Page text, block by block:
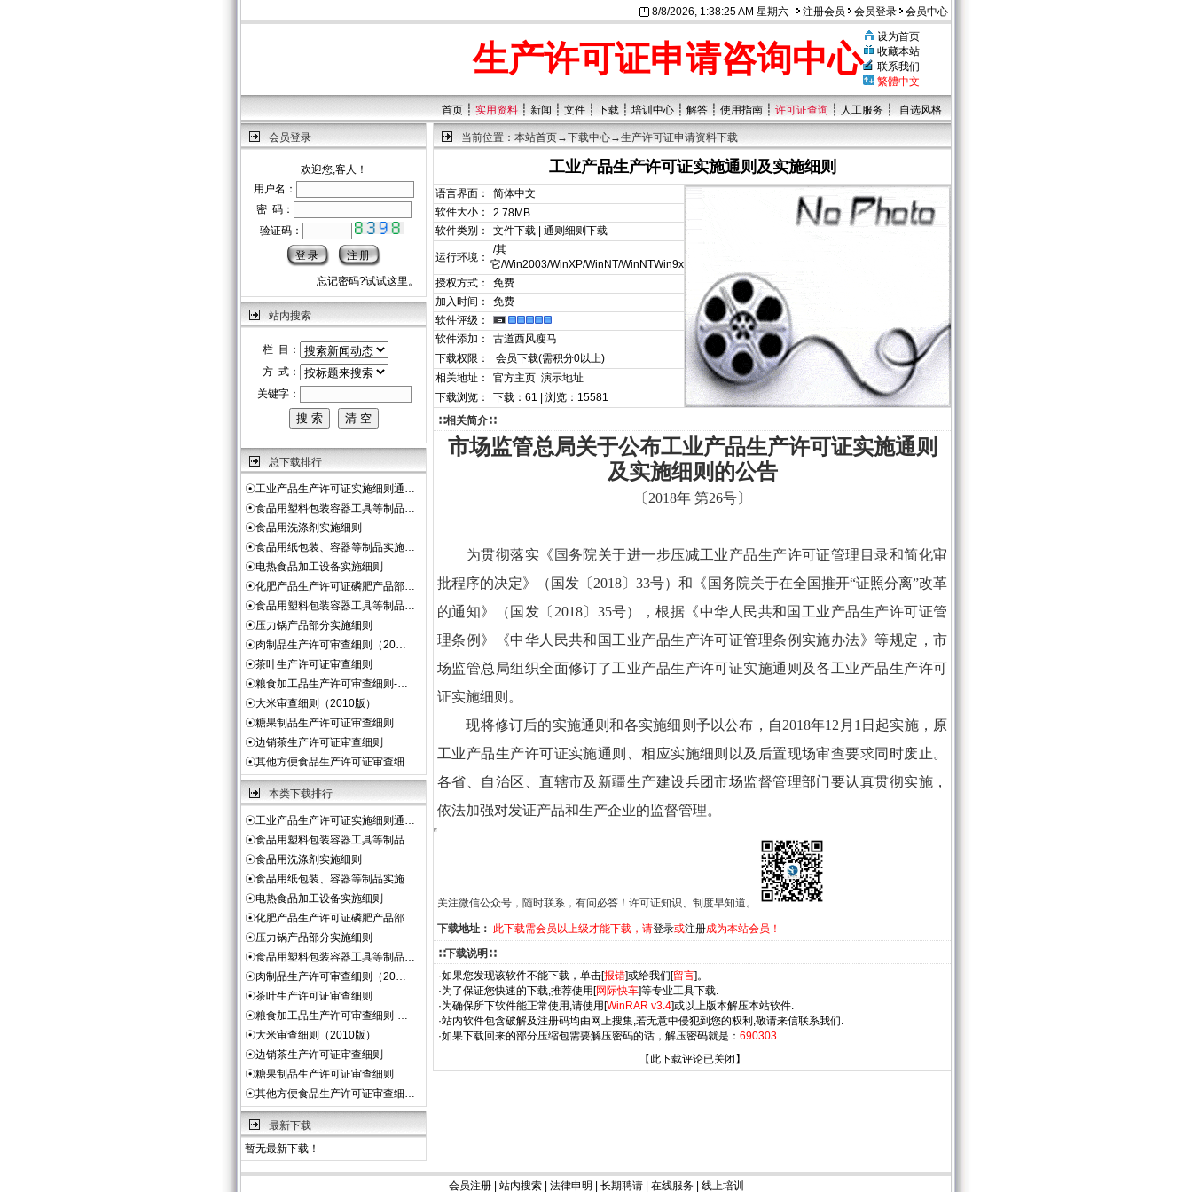
8/8/2026, 1:38:25 AM 星期六 注册会员 会员登录 会员中心
生产许可证申请咨询中心
设为首页
收藏本站
联系我们
繁體中文
首页 ┊ 实用资料 ┊ 新闻 ┊ 文件 ┊ 下载 ┊ 培训中心 ┊ 解答 ┊ 使用指南 ┊ 许可证查询 ┊ 人工服务 ┊ 自选风格
会员登录
欢迎您,客人！
用户名：
密 码：
验证码：
忘记密码?试试这里。
站内搜索
栏 目：
方 式：
关键字：
总下载排行
☉工业产品生产许可证实施细则通…
☉食品用塑料包装容器工具等制品…
☉食品用洗涤剂实施细则
☉食品用纸包装、容器等制品实施…
☉电热食品加工设备实施细则
☉化肥产品生产许可证磷肥产品部…
☉食品用塑料包装容器工具等制品…
☉压力锅产品部分实施细则
☉肉制品生产许可审查细则（20…
☉茶叶生产许可证审查细则
☉粮食加工品生产许可审查细则-…
☉大米审查细则（2010版）
☉糖果制品生产许可证审查细则
☉边销茶生产许可证审查细则
☉其他方便食品生产许可证审查细…
本类下载排行
☉工业产品生产许可证实施细则通…
☉食品用塑料包装容器工具等制品…
☉食品用洗涤剂实施细则
☉食品用纸包装、容器等制品实施…
☉电热食品加工设备实施细则
☉化肥产品生产许可证磷肥产品部…
☉压力锅产品部分实施细则
☉食品用塑料包装容器工具等制品…
☉肉制品生产许可审查细则（20…
☉茶叶生产许可证审查细则
☉粮食加工品生产许可审查细则-…
☉大米审查细则（2010版）
☉边销茶生产许可证审查细则
☉糖果制品生产许可证审查细则
☉其他方便食品生产许可证审查细…
最新下载
暂无最新下载！
当前位置： 本站首页→下载中心→生产许可证申请资料下载
工业产品生产许可证实施通则及实施细则
语言界面：
简体中文
软件大小：
2.78MB
软件类别：
文件下载 | 通则细则下载
运行环境：
/其
它/Win2003/WinXP/WinNT/WinNTWin9x
授权方式：
免费
加入时间：
免费
软件评级：
软件添加：
古道西风瘦马
下载权限：
会员下载(需积分0以上)
相关地址：
官方主页 演示地址
下载浏览：
下载：61 | 浏览：15581
∷相关简介∷
市场监管总局关于公布工业产品生产许可证实施通则
及实施细则的公告
〔2018年 第26号〕
为贯彻落实《国务院关于进一步压减工业产品生产许可证管理目录和简化审
批程序的决定》（国发〔2018〕33号）和《国务院关于在全国推开“证照分离”改革
的通知》（国发〔2018〕35号），根据《中华人民共和国工业产品生产许可证管
理条例》《中华人民共和国工业产品生产许可证管理条例实施办法》等规定，市
场监管总局组织全面修订了工业产品生产许可证实施通则及各工业产品生产许可
证实施细则。
现将修订后的实施通则和各实施细则予以公布，自2018年12月1日起实施，原
工业产品生产许可证实施通则、相应实施细则以及后置现场审查要求同时废止。
各省、自治区、直辖市及新疆生产建设兵团市场监督管理部门要认真贯彻实施，
依法加强对发证产品和生产企业的监督管理。
关注微信公众号，随时联系，有问必答！许可证知识、制度早知道。
下载地址： 此下载需会员以上级才能下载，请登录或注册成为本站会员！
∷下载说明∷
·如果您发现该软件不能下载，单击[报错]或给我们[留言]。
·为了保证您快速的下载,推荐使用[网际快车]等专业工具下载.
·为确保所下软件能正常使用,请使用[WinRAR v3.4]或以上版本解压本站软件.
·站内软件包含破解及注册码均由网上搜集,若无意中侵犯到您的权利,敬请来信联系我们.
·如果下载回来的部分压缩包需要解压密码的话，解压密码就是： 690303
【此下载评论已关闭】
会员注册| 站内搜索| 法律申明 长期聘请| 在线服务| 线上培训